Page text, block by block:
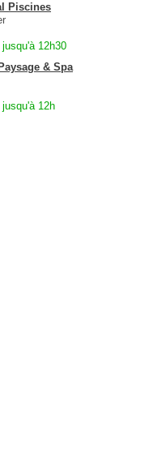
Piscines
12h30
& Spa
12h